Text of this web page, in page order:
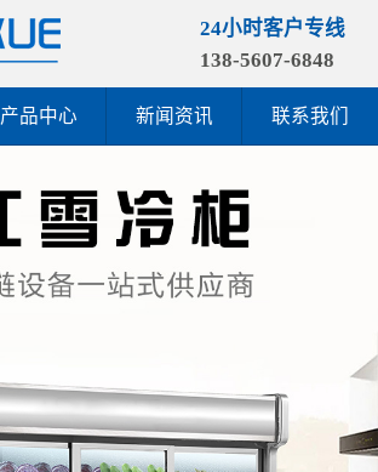
24小时客户专线
138-5607-6848
产品中心 新闻资讯 联系我们